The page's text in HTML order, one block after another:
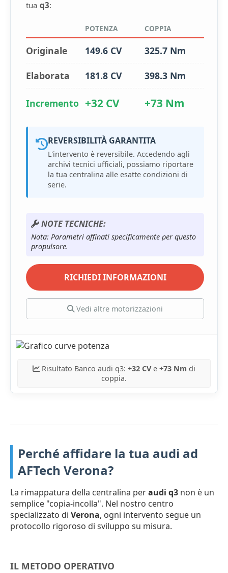
tua q3:
POTENZA COPPIA
Originale 149.6 CV 325.7 Nm
Elaborata 181.8 CV 398.3 Nm
Incremento +32 CV +73 Nm
REVERSIBILITÀ GARANTITA
L'intervento è reversibile. Accedendo agli
archivi tecnici ufficiali, possiamo riportare
la tua centralina alle esatte condizioni di
serie.
NOTE TECNICHE:
Nota: Parametri affinati specificamente per questo
propulsore.
RICHIEDI INFORMAZIONI
Vedi altre motorizzazioni
Risultato Banco audi q3: +32 CVe +73 Nm di
coppia.
Perché affidare la tua audi ad
AFTech Verona?
La rimappatura della centralina peraudi q3 non è un
semplice "copia-incolla". Nel nostro centro
specializzato di Verona, ogni intervento segue un
protocollo rigoroso di sviluppo su misura.
IL METODO OPERATIVO